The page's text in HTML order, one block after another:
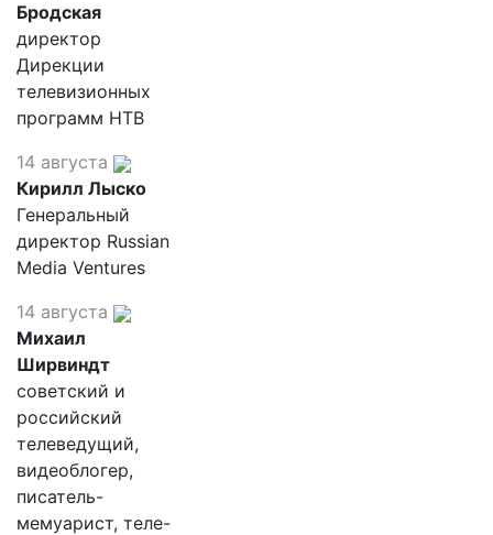
Бродская
директор
Дирекции
телевизионных
программ НТВ
14 августа
Кирилл Лыско
Генеральный
директор Russian
Media Ventures
14 августа
Михаил
Ширвиндт
советский и
российский
телеведущий,
видеоблогер,
писатель-
мемуарист, теле-